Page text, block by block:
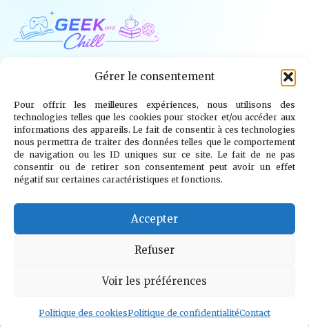
Gérer le consentement
Pour offrir les meilleures expériences, nous utilisons des
technologies telles que les cookies pour stocker et/ou accéder aux
informations des appareils. Le fait de consentir à ces technologies
nous permettra de traiter des données telles que le comportement
de navigation ou les ID uniques sur ce site. Le fait de ne pas
consentir ou de retirer son consentement peut avoir un effet
négatif sur certaines caractéristiques et fonctions.
Accepter
Refuser
Voir les préférences
Politique des cookiesPolitique de confidentialitéContact
Jeux Vidéo Tech Tabletop Livres
Mangas / BD TV Goodies Kids
Wargames
info@geekandchill.com
Contact
À propos